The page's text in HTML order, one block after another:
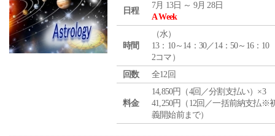
日程
7月 13日 ～ 9月 28日
A Week
時間
（水）
13：10～14：30／14：50～16：10
2コマ）
回数
全12回
料金
14,850円（4回／分割支払い）×3
41,250円（12回／一括前納支払※
義開始前まで）